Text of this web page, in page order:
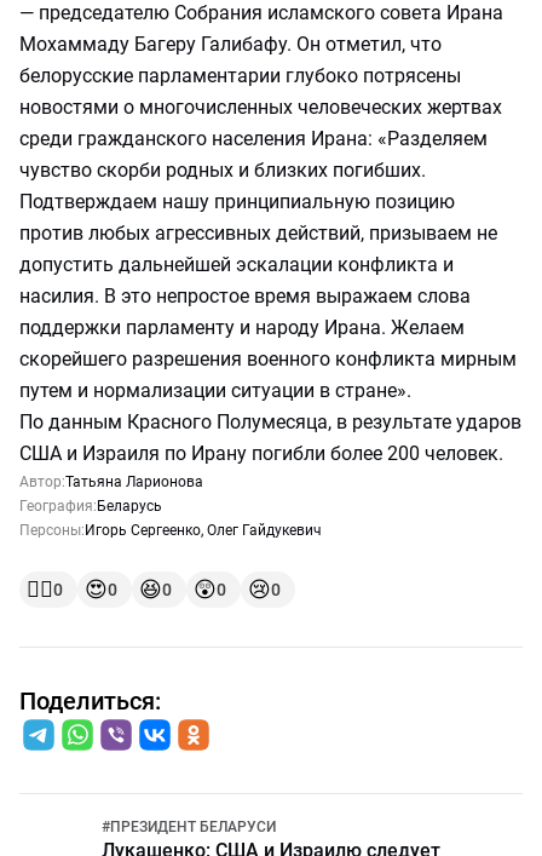
— председателю Собрания исламского совета Ирана
Мохаммаду Багеру Галибафу. Он отметил, что
белорусские парламентарии глубоко потрясены
новостями о многочисленных человеческих жертвах
среди гражданского населения Ирана: «Разделяем
чувство скорби родных и близких погибших.
Подтверждаем нашу принципиальную позицию
против любых агрессивных действий, призываем не
допустить дальнейшей эскалации конфликта и
насилия. В это непростое время выражаем слова
поддержки парламенту и народу Ирана. Желаем
скорейшего разрешения военного конфликта мирным
путем и нормализации ситуации в стране».
По данным Красного Полумесяца, в результате ударов
США и Израиля по Ирану погибли более 200 человек.
Автор:Татьяна Ларионова
География: Беларусь
Персоны: Игорь Сергеенко, Олег Гайдукевич
👍🏻0 😍0 😆0 😲0 😢0
Поделиться:
#ПРЕЗИДЕНТ БЕЛАРУСИ
Лукашенко: США и Израилю следует